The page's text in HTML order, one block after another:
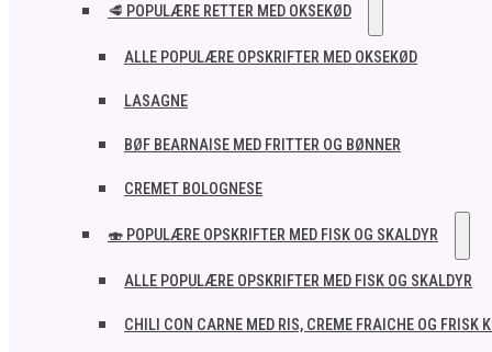
🥩 POPULÆRE RETTER MED OKSEKØD
ALLE POPULÆRE OPSKRIFTER MED OKSEKØD
LASAGNE
BØF BEARNAISE MED FRITTER OG BØNNER
CREMET BOLOGNESE
🍣 POPULÆRE OPSKRIFTER MED FISK OG SKALDYR
ALLE POPULÆRE OPSKRIFTER MED FISK OG SKALDYR
CHILI CON CARNE MED RIS, CREME FRAICHE OG FRISK